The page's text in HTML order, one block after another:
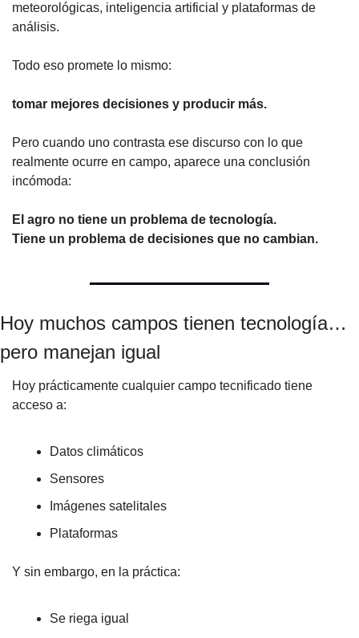
meteorológicas, inteligencia artificial y plataformas de
análisis.
Todo eso promete lo mismo:
tomar mejores decisiones y producir más.
Pero cuando uno contrasta ese discurso con lo que
realmente ocurre en campo, aparece una conclusión
incómoda:
El agro no tiene un problema de tecnología.
Tiene un problema de decisiones que no cambian.
Hoy muchos campos tienen tecnología…
pero manejan igual
Hoy prácticamente cualquier campo tecnificado tiene
acceso a:
Datos climáticos
Sensores
Imágenes satelitales
Plataformas
Y sin embargo, en la práctica:
Se riega igual